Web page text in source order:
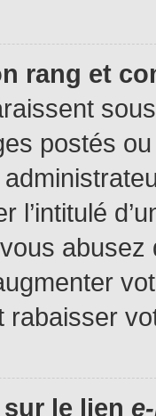
rang et
postés
l’intitulé
vous
rabaisser
le lien